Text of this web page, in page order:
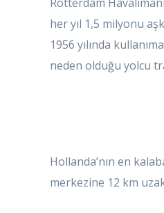
her yıl 1,5 milyonu
1956 yılında
neden olduğu yolcu
Hollanda’nın en
merkezine 12 km